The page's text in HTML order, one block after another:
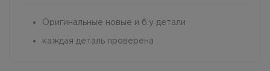
Оригинальные новые и б.у детали
каждая деталь проверена